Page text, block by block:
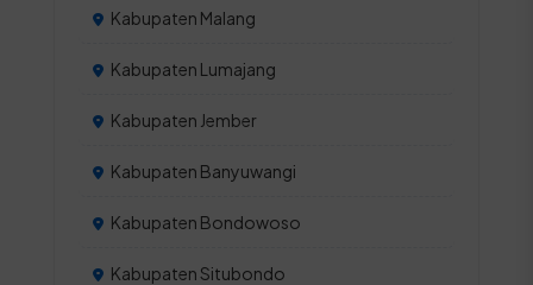
Kabupaten Malang
Kabupaten Lumajang
Kabupaten Jember
Kabupaten Banyuwangi
Kabupaten Bondowoso
Kabupaten Situbondo